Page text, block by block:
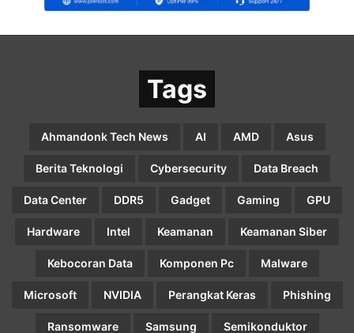
Tags
Ahmandonk Tech News AI AMD Asus
Berita Teknologi Cybersecurity Data Breach
Data Center DDR5 Gadget Gaming GPU
Hardware Intel Keamanan Keamanan Siber
Kebocoran Data Komponen Pc Malware
Microsoft NVIDIA Perangkat Keras Phishing
Ransomware Samsung Semikonduktor